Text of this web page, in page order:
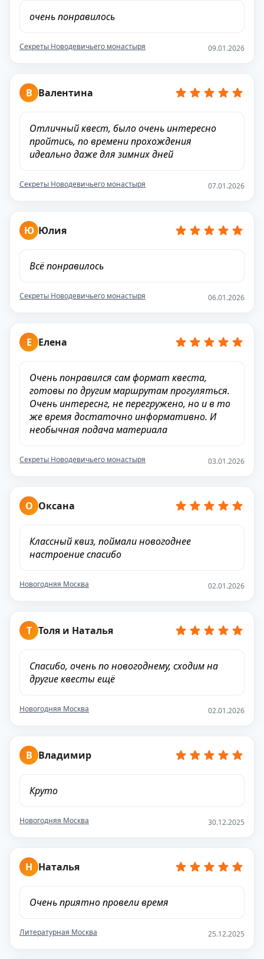
очень понравилось
Секреты Новодевичьего монастыря 09.01.2026
В Валентина
Отличный квест, было очень интересно
пройтись, по времени прохождения
идеально даже для зимних дней
Секреты Новодевичьего монастыря 07.01.2026
Ю Юлия
Всё понравилось
Секреты Новодевичьего монастыря 06.01.2026
Е Елена
Очень понравился сам формат квеста,
готовы по другим маршрутам прогуляться.
Очень интереснг, не перегружено, но и в то
же время достаточно информативно. И
необычная подача материала
Секреты Новодевичьего монастыря 03.01.2026
О Оксана
Классный квиз, поймали новогоднее
настроение спасибо
Новогодняя Москва 02.01.2026
Т Толя и Наталья
Спасибо, очень по новогоднему, сходим на
другие квесты ещё
Новогодняя Москва 02.01.2026
В Владимир
Круто
Новогодняя Москва 30.12.2025
Н Наталья
Очень приятно провели время
Литературная Москва 25.12.2025